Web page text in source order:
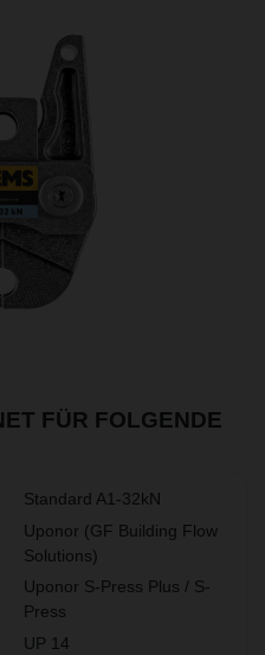
FÜR FOLGENDE
Standard A1-32kN
Uponor (GF Building Flow
Solutions)
Uponor S-Press Plus / S-
Press
UP 14